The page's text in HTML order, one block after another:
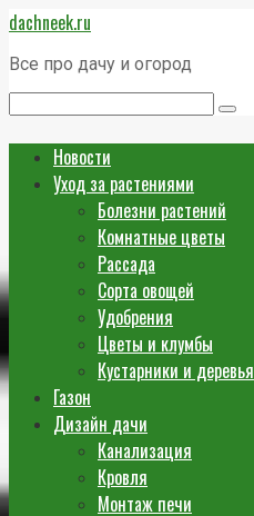
Перейти
к
контенту
dachneek.ru
Все про дачу и огород
Новости
Уход за растениями
Болезни растений
Комнатные цветы
Рассада
Сорта овощей
Удобрения
Цветы и клумбы
Кустарники и деревья
Газон
Дизайн дачи
Канализация
Кровля
Монтаж печи